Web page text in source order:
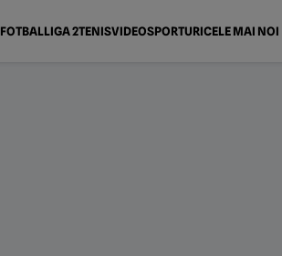
FOTBALLIGA 2TENISVIDEOSPORTURICELE MAI NOI